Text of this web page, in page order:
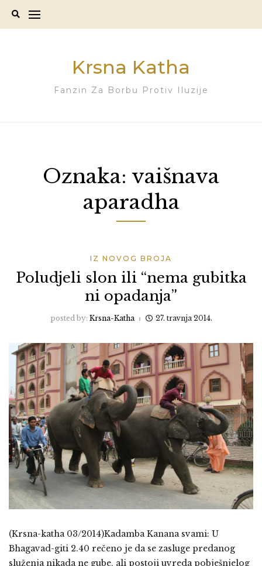
Krsna Katha
Fanzin Za Borbu Protiv Iluzije
Oznaka: vaišnava
aparadha
IZ NOVOG BROJA
Poludjeli slon ili “nema gubitka
ni opadanja”
posted by: Krsna-Katha 27. travnja 2014.
(Krsna-katha 03/2014)Kadamba Kanana svami: U
Bhagavad-giti 2.40 rečeno je da se zasluge predanog
služenja nikada ne gube, ali postoji uvreda pobješnjelog